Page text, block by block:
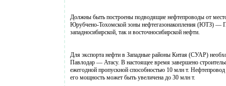
Должны быть построены подводящие нефтепроводы от
Юрубчено-Тохомской зоны нефтегазонакопления (ЮТЗ) —
западносибирской, так и восточносибирской нефти.
Для экспорта нефти в Западные районы Китая (СУАР)
Павлодар — Атасу. В настоящее время завершено
ежегодной пропускной способностью 10 млн т.
его мощность может быть увеличена до 30 млн т.